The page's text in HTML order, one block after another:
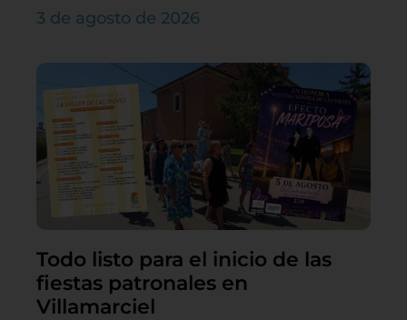
3 de agosto de 2026
Todo listo para el inicio de las
fiestas patronales en
Villamarciel